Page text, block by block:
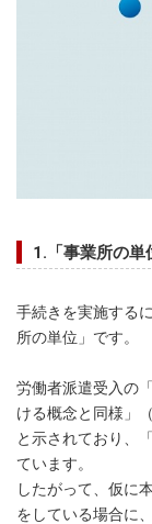
1.「事業所の単
手続きを実施する
所の単位」です。
労働者派遣受入の
ける概念と同様」
と示されており、
ています。
したがって、仮に
をしている場合に